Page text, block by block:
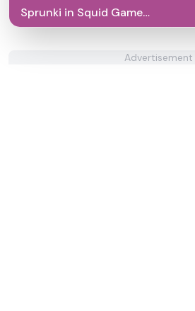
Sprunki in Squid Game
Chamber
Advertisement